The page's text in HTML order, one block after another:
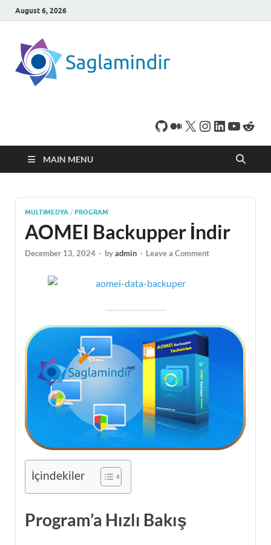
August 6, 2026
indirebileceğiniz sade
bir indirme sitesidir.
MAIN MENU
MULTIMEDYA / PROGRAM
AOMEI Backupper İndir
December 13, 2024 - byadmin - Leave a Comment
İçindekiler
Program’a Hızlı Bakış